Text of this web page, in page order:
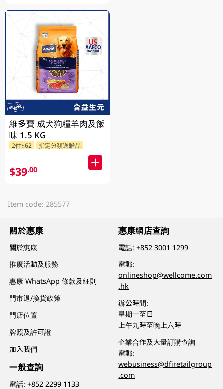
維多寶 成犬狗糧羊肉及飯
味 1.5 KG
2件$62 指定分類送贈品
$39.00
Item code: 285577
關於惠康
關於惠康
推廣活動及服務
惠康 WhatsApp 條款及細則
門市退/換貨政策
門店位置
牌照及許可證
加入我們
一般查詢
電話:+852 2299 1133
惠康網店查詢
電話:+852 3001 1299
電郵:
onlineshop@wellcome.com
.hk
辦公時間:
星期一至日
上午九時至晚上六時
企業合作及大量訂購查詢
電郵:
webusiness@dfiretailgroup
.com